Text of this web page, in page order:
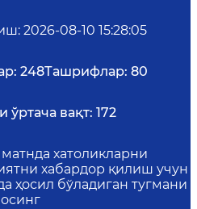
: 2026-08-10 15:28:05
248Ташрифлар: 80
ўртача вақт: 172
хатоликларни
хабардор қилиш учун
ҳосил бўладиган тугмани